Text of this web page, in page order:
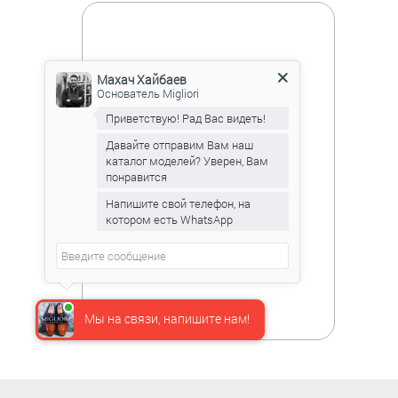
Мы на связи, напишите нам!
Махач Хайбаев
Основатель Migliori
Приветствую! Рад Вас видеть!
Давайте отправим Вам наш
каталог моделей? Уверен, Вам
понравится
Напишите свой телефон, на
котором есть WhatsApp